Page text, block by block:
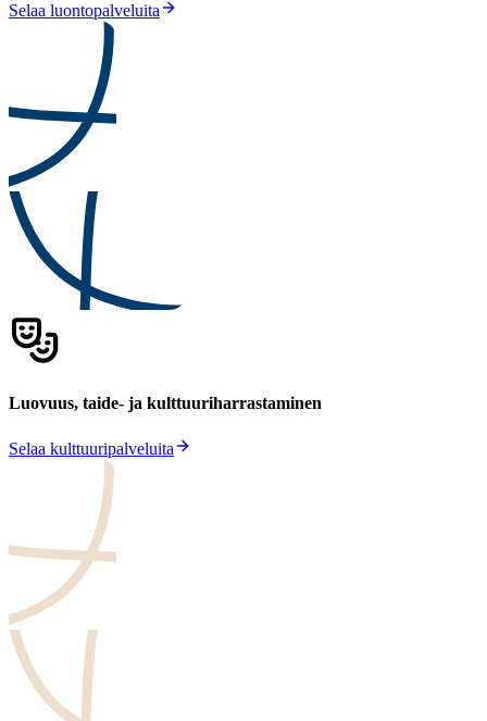
Selaa luontopalveluita
Luovuus, taide- ja kulttuuri­harrastaminen
Selaa kulttuuripalveluita